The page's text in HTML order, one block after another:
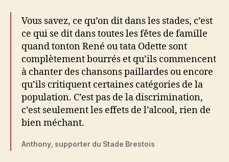
Vous savez, ce qu’on dit dans les stades, c’est
ce qui se dit dans toutes les fêtes de famille
quand tonton René ou tata Odette sont
complètement bourrés et qu’ils commencent
à chanter des chansons paillardes ou encore
qu’ils critiquent certaines catégories de la
population. C’est pas de la discrimination,
c’est seulement les effets de l’alcool, rien de
bien méchant.
Anthony, supporter du Stade Brestois